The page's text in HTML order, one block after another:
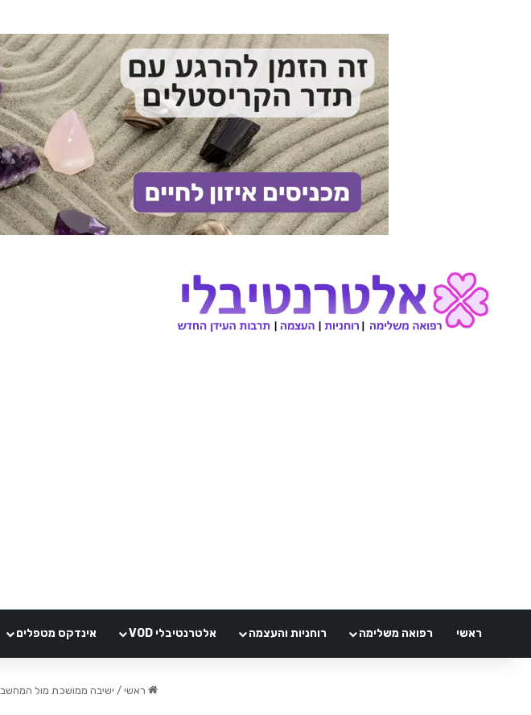
ראשי רפואה משלימה רוחניות והעצמה אלטרנטיבלי VOD אינדקס מטפלים
ראשי / ישיבה ממושכת מול המחשב